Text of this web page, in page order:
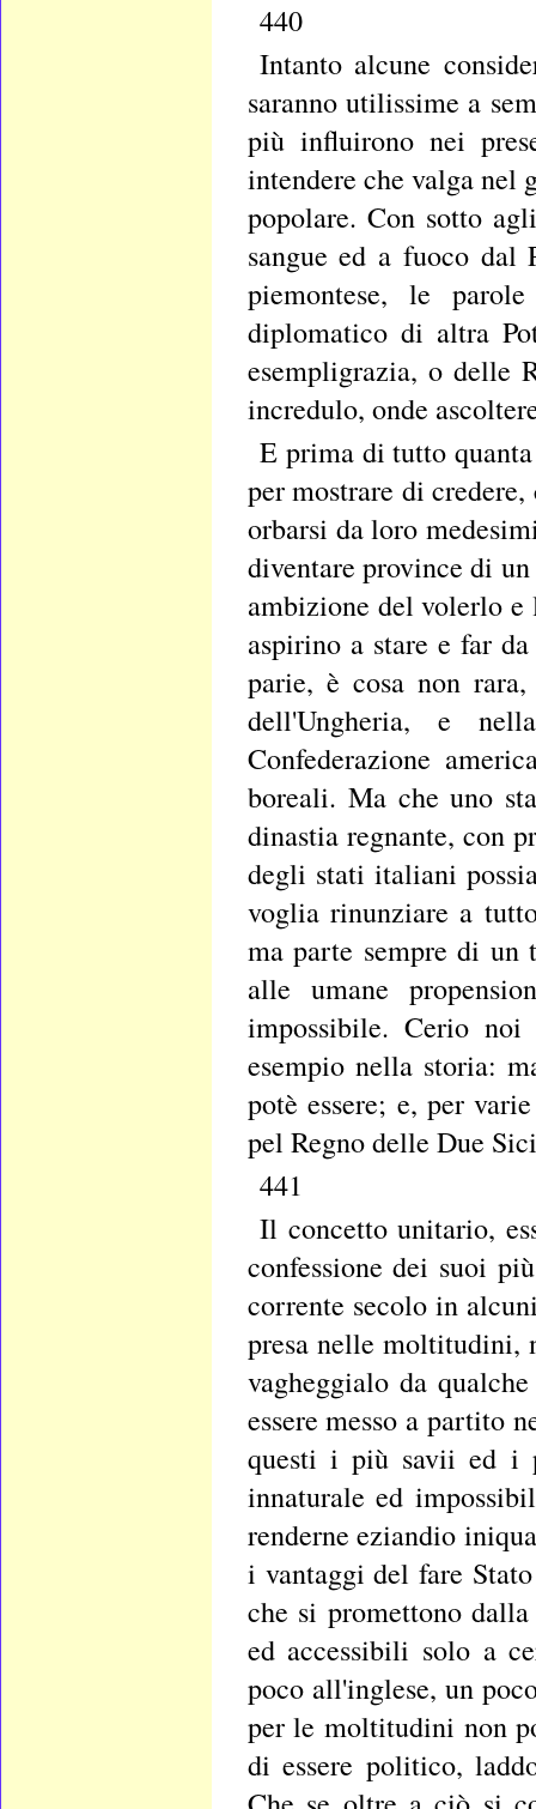
440
Intanto alcune
saranno utilissime a
più influirono nei
intendere che valga nel
popolare. Con sotto
sangue ed a fuoco dal
piemontese, le
diplomatico di altra
esempligrazia, o delle
incredulo, onde
E prima di tutto
per mostrare di
orbarsi da loro
diventare province di
ambizione del volerlo
aspirino a stare e far
parie, è cosa non
dell'Ungheria, e
Confederazione
boreali. Ma che uno
dinastia regnante, con
degli stati italiani
voglia rinunziare a
ma parte sempre di un
alle umane
impossibile. Cerio
esempio nella storia:
potè essere; e, per
pel Regno delle Due
441
Il concetto unitario,
confessione dei suoi
corrente secolo in
presa nelle moltitudini,
vagheggialo da
essere messo a partito
questi i più savii ed i
innaturale ed
renderne eziandio
i vantaggi del fare
che si promettono
ed accessibili solo a
poco all'inglese, un
per le moltitudini non
di essere politico,